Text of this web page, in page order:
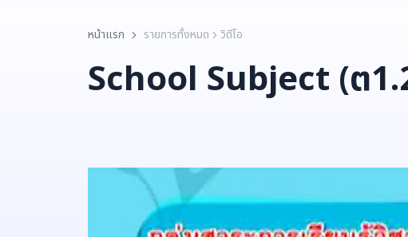
หน้าแรก รายการทั้งหมด วิดีโอ
School Subject (ต